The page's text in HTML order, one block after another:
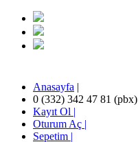
Anasayfa |
0 (332) 342 47 81 (pbx)
Kayıt Ol |
Oturum Aç |
Sepetim |